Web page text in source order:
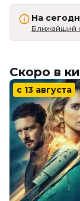
На
Ближайший
Скоро в
с 13 августа